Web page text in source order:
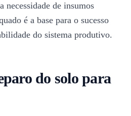
necessidade de insumos
é a base para o sucesso
do sistema produtivo.
do solo para